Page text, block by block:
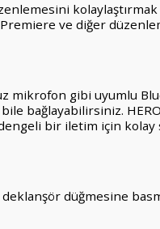
ve diğer
mikrofon gibi uyumlu
bağlayabilirsiniz.
bir iletim için kolay
düğmesine